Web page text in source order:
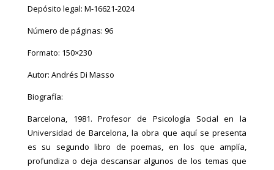
Depósito legal: M-16621-2024
Número de páginas: 96
Formato: 150×230
Autor: Andrés Di Masso
Biografía:
Barcelona, 1981. Profesor de Psicología Social en la
Universidad de Barcelona, la obra que aquí se presenta
es su segundo libro de poemas, en los que amplía,
profundiza o deja descansar algunos de los temas que